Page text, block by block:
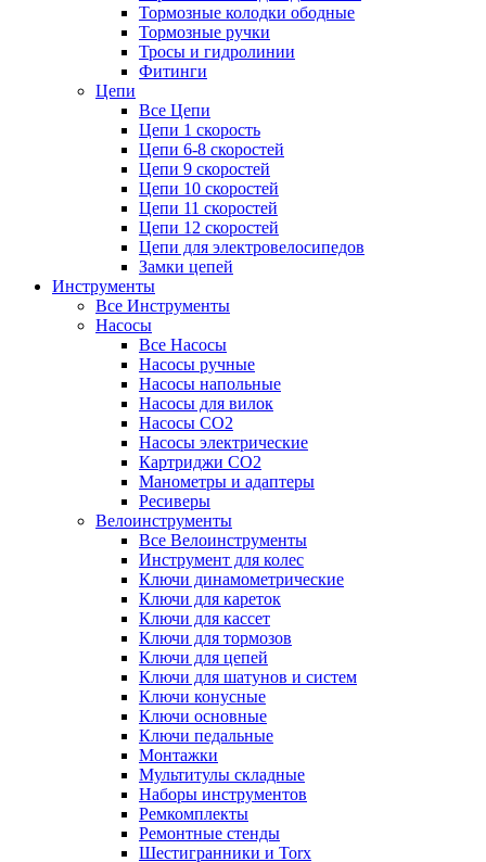
Тормозные колодки ободные
Тормозные ручки
Тросы и гидролинии
Фитинги
Цепи
Все Цепи
Цепи 1 скорость
Цепи 6-8 скоростей
Цепи 9 скоростей
Цепи 10 скоростей
Цепи 11 скоростей
Цепи 12 скоростей
Цепи для электровелосипедов
Замки цепей
Инструменты
Все Инструменты
Насосы
Все Насосы
Насосы ручные
Насосы напольные
Насосы для вилок
Насосы CO2
Насосы электрические
Картриджи CO2
Манометры и адаптеры
Ресиверы
Велоинструменты
Все Велоинструменты
Инструмент для колес
Ключи динамометрические
Ключи для кареток
Ключи для кассет
Ключи для тормозов
Ключи для цепей
Ключи для шатунов и систем
Ключи конусные
Ключи основные
Ключи педальные
Монтажки
Мультитулы складные
Наборы инструментов
Ремкомплекты
Ремонтные стенды
Шестигранники и Torx